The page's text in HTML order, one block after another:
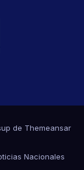
de Themeansar
Nacionales